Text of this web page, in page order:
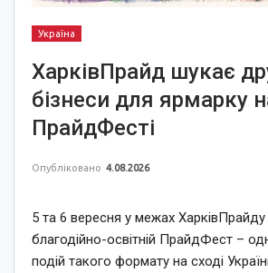
Україна
ХарківПрайд шукає
бізнеси для ярмарку
ПрайдФесті
Опубліковано 4.08.2026
5 та 6 вересня у межах ХарківПрайду
благодійно-освітній ПрайдФест –
подій такого формату на сході